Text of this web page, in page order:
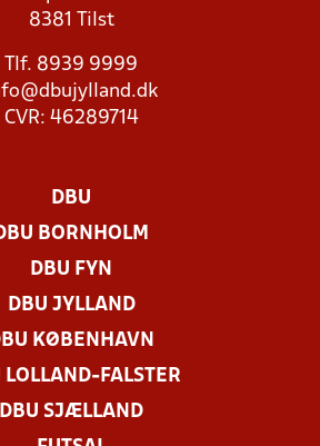
8381 Tilst
Tlf. 8939 9999
CVR: 46289714
DBU
BORNHOLM
DBU FYN
DBU JYLLAND
KØBENHAVN
LOLLAND-FALSTER
DBU SJÆLLAND